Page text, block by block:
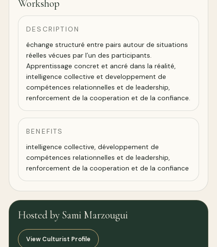
Workshop
DESCRIPTION
échange structuré entre pairs autour de situations
réelles vécues par l’un des participants.
Apprentissage concret et ancré dans la réalité,
intelligence collective et developpement de
compétences relationnelles et de leadership,
renforcement de la cooperation et de la confiance.
BENEFITS
intelligence collective, développement de
compétences relationnelles et de leadership,
renforcement de la cooperation et de la confiance
Hosted by Sami Marzougui
View Culturist Profile